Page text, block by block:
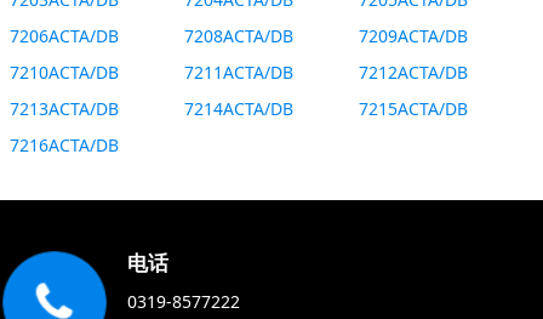
7206ACTA/DB
7208ACTA/DB
7209ACTA/DB
7210ACTA/DB
7211ACTA/DB
7212ACTA/DB
7213ACTA/DB
7214ACTA/DB
7215ACTA/DB
7216ACTA/DB
电话
0319-8577222